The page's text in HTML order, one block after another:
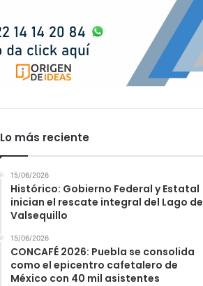
Lo más reciente
15/06/2026
Histórico: Gobierno Federal y Estatal
inician el rescate integral del Lago de
Valsequillo
15/06/2026
CONCAFÉ 2026: Puebla se consolida
como el epicentro cafetalero de
México con 40 mil asistentes